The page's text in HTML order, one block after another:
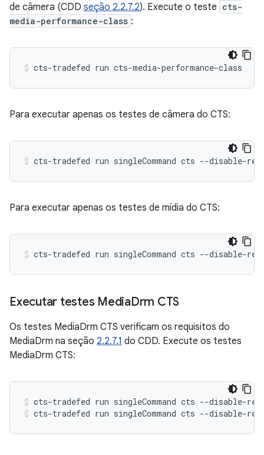
de câmera (CDD seção 2.2.7.2). Execute o teste cts-
media-performance-class :
cts-tradefed run cts-media-performance-class
Para executar apenas os testes de câmera do CTS:
cts-tradefed run singleCommand cts --disable-
Para executar apenas os testes de mídia do CTS:
cts-tradefed run singleCommand cts --disable-
Executar testes MediaDrm CTS
Os testes MediaDrm CTS verificam os requisitos do
MediaDrm na seção 2.2.7.1 do CDD. Execute os testes
MediaDrm CTS:
cts-tradefed run singleCommand cts --disable-
cts-tradefed run singleCommand cts --disable-